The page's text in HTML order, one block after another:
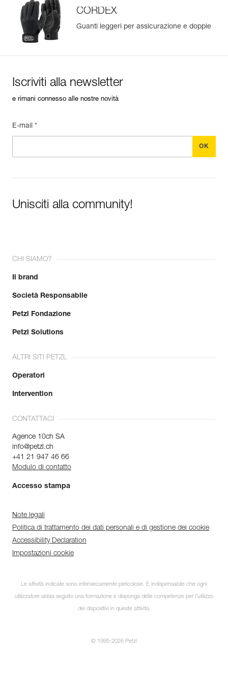
CORDEX
Guanti leggeri per assicurazione e doppie
Iscriviti alla newsletter
e rimani connesso alle nostre novità
E-mail *
Unisciti alla community!
CHI SIAMO?
Il brand
Società Responsabile
Petzl Fondazione
Petzl Solutions
ALTRI SITI PETZL
Operatori
Intervention
CONTATTACI
Agence 10ch SA
info@petzl.ch
+41 21 947 46 66
Modulo di contatto
Accesso stampa
Note legali
Politica di trattamento dei dati personali e di gestione dei cookie
Accessibility Declaration
Impostazioni cookie
Le attività indicate sono intrinsecamente pericolose. È indispensabile che ogni
utilizzatore abbia seguito una formazione e disponga delle competenze per l’utilizzo
dei dispositivi in queste attività.
© 1995-2026 Petzl